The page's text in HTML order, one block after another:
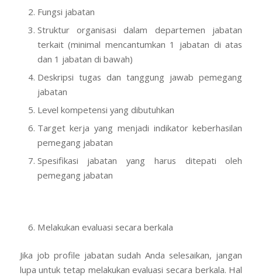
Fungsi jabatan
Struktur organisasi dalam departemen jabatan
terkait (minimal mencantumkan 1 jabatan di atas
dan 1 jabatan di bawah)
Deskripsi tugas dan tanggung jawab pemegang
jabatan
Level kompetensi yang dibutuhkan
Target kerja yang menjadi indikator keberhasilan
pemegang jabatan
Spesifikasi jabatan yang harus ditepati oleh
pemegang jabatan
Melakukan evaluasi secara berkala
Jika job profile jabatan sudah Anda selesaikan, jangan
lupa untuk tetap melakukan evaluasi secara berkala. Hal